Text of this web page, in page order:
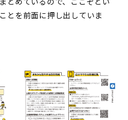
とを前面に押し出していま